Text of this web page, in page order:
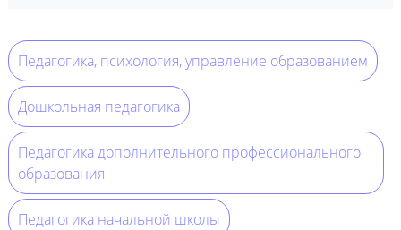
Педагогика, психология, управление образованием
Дошкольная педагогика
Педагогика дополнительного профессионального
образования
Педагогика начальной школы